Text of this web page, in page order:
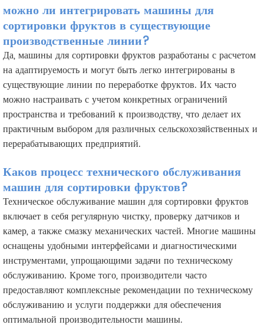
можно ли интегрировать машины для
сортировки фруктов в существующие
производственные линии?
Да, машины для сортировки фруктов разработаны с расчетом
на адаптируемость и могут быть легко интегрированы в
существующие линии по переработке фруктов. Их часто
можно настраивать с учетом конкретных ограничений
пространства и требований к производству, что делает их
практичным выбором для различных сельскохозяйственных и
перерабатывающих предприятий.
Каков процесс технического обслуживания
машин для сортировки фруктов?
Техническое обслуживание машин для сортировки фруктов
включает в себя регулярную чистку, проверку датчиков и
камер, а также смазку механических частей. Многие машины
оснащены удобными интерфейсами и диагностическими
инструментами, упрощающими задачи по техническому
обслуживанию. Кроме того, производители часто
предоставляют комплексные рекомендации по техническому
обслуживанию и услуги поддержки для обеспечения
оптимальной производительности машины.